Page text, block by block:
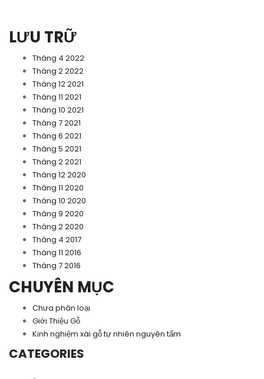
LƯU TRỮ
Tháng 4 2022
Tháng 2 2022
Tháng 12 2021
Tháng 11 2021
Tháng 10 2021
Tháng 7 2021
Tháng 6 2021
Tháng 5 2021
Tháng 2 2021
Tháng 12 2020
Tháng 11 2020
Tháng 10 2020
Tháng 9 2020
Tháng 2 2020
Tháng 4 2017
Tháng 11 2016
Tháng 7 2016
CHUYÊN MỤC
Chưa phân loại
Giới Thiệu Gỗ
Kinh nghiệm xài gỗ tự nhiên nguyên tấm
CATEGORIES